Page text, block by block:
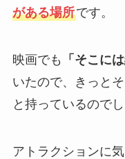
がある場所です。
映画でも 「そこに
いたので、きっと
と持っているのでし
アトラクションに